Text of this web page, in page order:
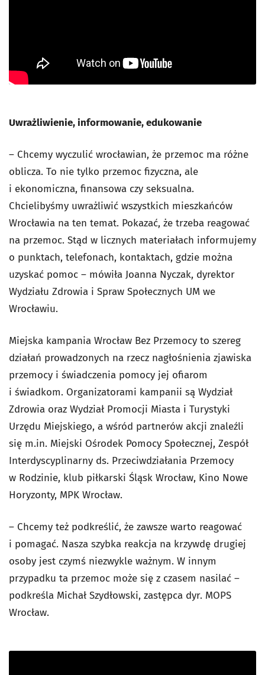
Uwrażliwienie, informowanie, edukowanie
– Chcemy wyczulić wrocławian, że przemoc ma różne
oblicza. To nie tylko przemoc fizyczna, ale
i ekonomiczna, finansowa czy seksualna.
Chcielibyśmy uwrażliwić wszystkich mieszkańców
Wrocławia na ten temat. Pokazać, że trzeba reagować
na przemoc. Stąd w licznych materiałach informujemy
o punktach, telefonach, kontaktach, gdzie można
uzyskać pomoc – mówiła Joanna Nyczak, dyrektor
Wydziału Zdrowia i Spraw Społecznych UM we
Wrocławiu.
Miejska kampania Wrocław Bez Przemocy to szereg
działań prowadzonych na rzecz nagłośnienia zjawiska
przemocy i świadczenia pomocy jej ofiarom
i świadkom. Organizatorami kampanii są Wydział
Zdrowia oraz Wydział Promocji Miasta i Turystyki
Urzędu Miejskiego, a wśród partnerów akcji znaleźli
się m.in. Miejski Ośrodek Pomocy Społecznej, Zespół
Interdyscyplinarny ds. Przeciwdziałania Przemocy
w Rodzinie, klub piłkarski Śląsk Wrocław, Kino Nowe
Horyzonty, MPK Wrocław.
– Chcemy też podkreślić, że zawsze warto reagować
i pomagać. Nasza szybka reakcja na krzywdę drugiej
osoby jest czymś niezwykle ważnym. W innym
przypadku ta przemoc może się z czasem nasilać –
podkreśla Michał Szydłowski, zastępca dyr. MOPS
Wrocław.